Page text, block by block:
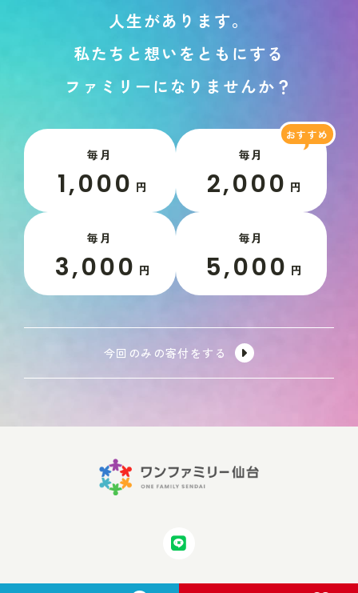
人生があ り ま す。
私た ち と 想い を と も にする
フ ァ ミ リ ーに な り ま せんか ？
毎月
1,000 円
毎月
2,000 円
毎月
3,000 円
毎月
5,000 円
今回のみの寄付をする